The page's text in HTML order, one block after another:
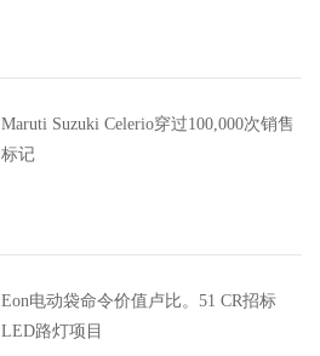
Maruti Suzuki Celerio穿过100,000次销售
标记
Eon电动袋命令价值卢比。51 CR招标
LED路灯项目